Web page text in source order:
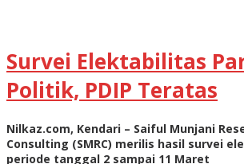
Survei Elektabilitas
Politik, PDIP Teratas
Nilkaz.com, Kendari – Saiful Munjani
Consulting (SMRC) merilis hasil survei
periode tanggal 2 sampai 11 Maret